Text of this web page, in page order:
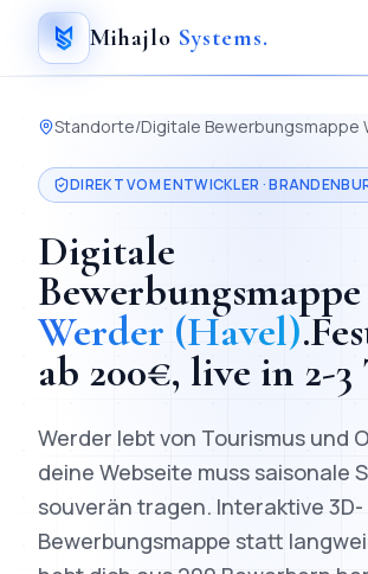
Mihajlo Systems.
Standorte/Digitale Bewerbungsmappe
DIREKT VOM ENTWICKLER ·
Digitale
Bewerbungsmappe
Werder (Havel).
ab 200€, live in 2-3
Werder lebt von Tourismus und
deine Webseite muss saisonale
souverän tragen. Interaktive 3D-
Bewerbungsmappe statt